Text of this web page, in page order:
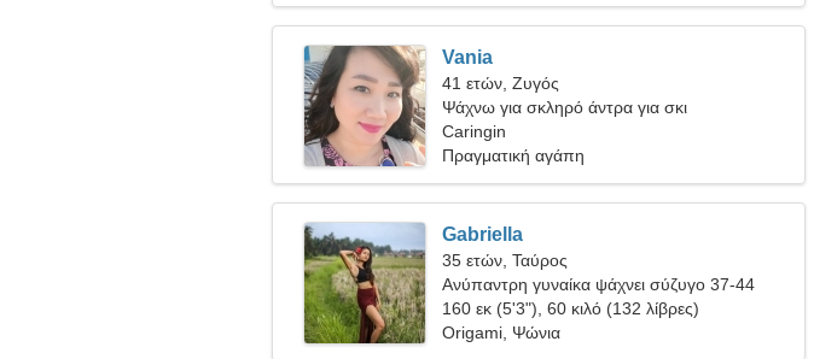
Vania
41 ετών, Ζυγός
Ψάχνω για σκληρό άντρα για σκι
Caringin
Πραγματική αγάπη
Gabriella
35 ετών, Ταύρος
Ανύπαντρη γυναίκα ψάχνει σύζυγο 37-44
160 εκ (5'3"), 60 κιλό (132 λίβρες)
Origami, Ψώνια